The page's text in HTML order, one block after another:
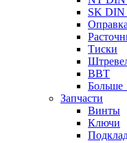
SK DIN
Тиски
BBT
Больше
Запчасти
Винты
Ключи